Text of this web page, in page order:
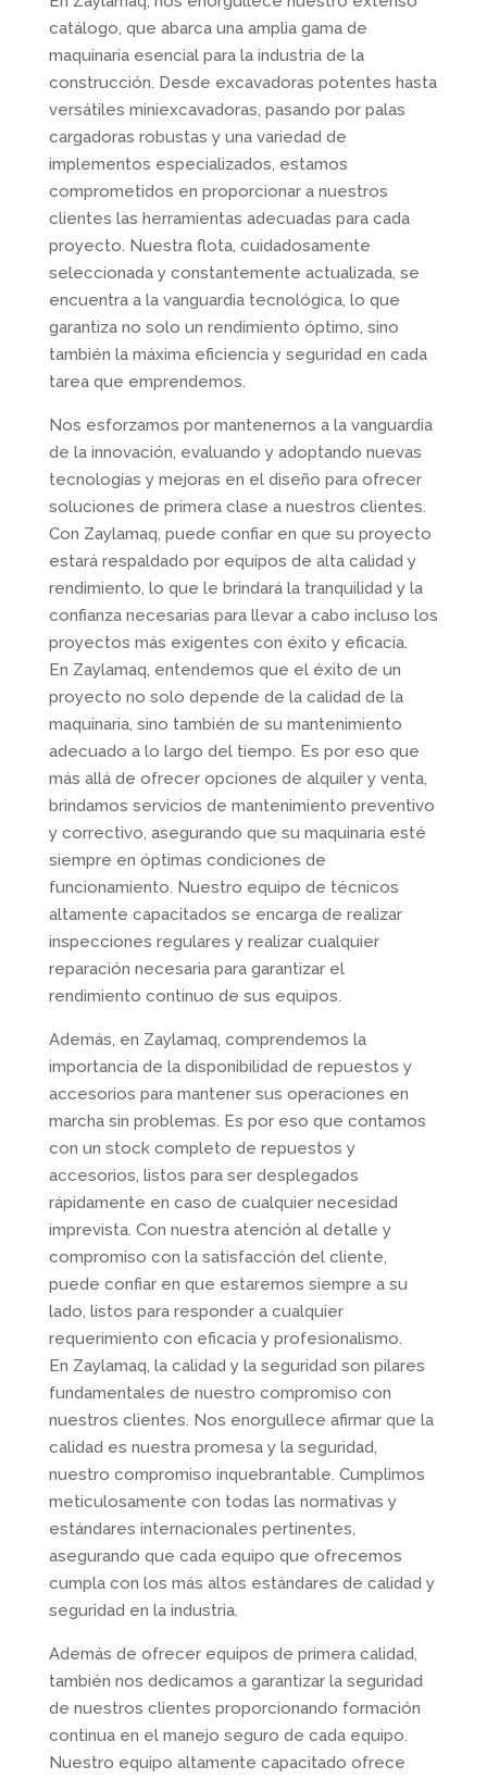
catálogo, que abarca una amplia gama de
maquinaria esencial para la industria de la
construcción. Desde excavadoras potentes hasta
versátiles miniexcavadoras, pasando por palas
cargadoras robustas y una variedad de
implementos especializados, estamos
comprometidos en proporcionar a nuestros
clientes las herramientas adecuadas para cada
proyecto. Nuestra flota, cuidadosamente
seleccionada y constantemente actualizada, se
encuentra a la vanguardia tecnológica, lo que
garantiza no solo un rendimiento óptimo, sino
también la máxima eficiencia y seguridad en cada
tarea que emprendemos.
Nos esforzamos por mantenernos a la vanguardia
de la innovación, evaluando y adoptando nuevas
tecnologías y mejoras en el diseño para ofrecer
soluciones de primera clase a nuestros clientes.
Con Zaylamaq, puede confiar en que su proyecto
estará respaldado por equipos de alta calidad y
rendimiento, lo que le brindará la tranquilidad y la
confianza necesarias para llevar a cabo incluso los
proyectos más exigentes con éxito y eficacia.
En Zaylamaq, entendemos que el éxito de un
proyecto no solo depende de la calidad de la
maquinaria, sino también de su mantenimiento
adecuado a lo largo del tiempo. Es por eso que
más allá de ofrecer opciones de alquiler y venta,
brindamos servicios de mantenimiento preventivo
y correctivo, asegurando que su maquinaria esté
siempre en óptimas condiciones de
funcionamiento. Nuestro equipo de técnicos
altamente capacitados se encarga de realizar
inspecciones regulares y realizar cualquier
reparación necesaria para garantizar el
rendimiento continuo de sus equipos.
Además, en Zaylamaq, comprendemos la
importancia de la disponibilidad de repuestos y
accesorios para mantener sus operaciones en
marcha sin problemas. Es por eso que contamos
con un stock completo de repuestos y
accesorios, listos para ser desplegados
rápidamente en caso de cualquier necesidad
imprevista. Con nuestra atención al detalle y
compromiso con la satisfacción del cliente,
puede confiar en que estaremos siempre a su
lado, listos para responder a cualquier
requerimiento con eficacia y profesionalismo.
En Zaylamaq, la calidad y la seguridad son pilares
fundamentales de nuestro compromiso con
nuestros clientes. Nos enorgullece afirmar que la
calidad es nuestra promesa y la seguridad,
nuestro compromiso inquebrantable. Cumplimos
meticulosamente con todas las normativas y
estándares internacionales pertinentes,
asegurando que cada equipo que ofrecemos
cumpla con los más altos estándares de calidad y
seguridad en la industria.
Además de ofrecer equipos de primera calidad,
también nos dedicamos a garantizar la seguridad
de nuestros clientes proporcionando formación
continua en el manejo seguro de cada equipo.
Nuestro equipo altamente capacitado ofrece